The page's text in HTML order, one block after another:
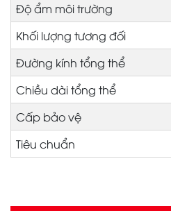
Độ ẩm môi trường
Khối lượng tương đối
Đường kính tổng thể
Chiều dài tổng thể
Cấp bảo vệ
Tiêu chuẩn